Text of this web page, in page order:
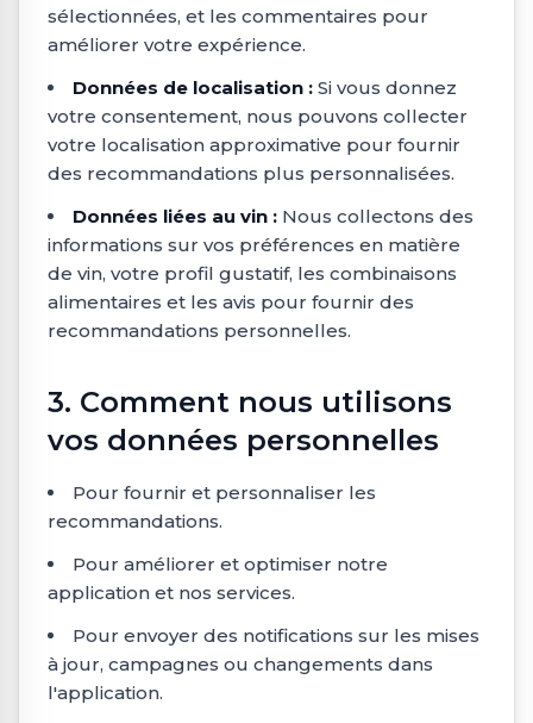
sélectionnées, et les commentaires pour
améliorer votre expérience.
Données de localisation : Si vous donnez
votre consentement, nous pouvons collecter
votre localisation approximative pour fournir
des recommandations plus personnalisées.
Données liées au vin : Nous collectons des
informations sur vos préférences en matière
de vin, votre profil gustatif, les combinaisons
alimentaires et les avis pour fournir des
recommandations personnelles.
3. Comment nous utilisons
vos données personnelles
Pour fournir et personnaliser les
recommandations.
Pour améliorer et optimiser notre
application et nos services.
Pour envoyer des notifications sur les mises
à jour, campagnes ou changements dans
l'application.